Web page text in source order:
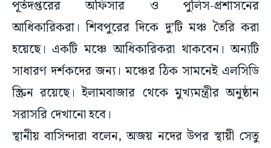
পূর্তদপ্তরের অফিসার ও পুলিস-প্রশাসনের
আধিকারিকরা। শিবপুরের দিকে দু’টি মঞ্চ তৈরি করা
হয়েছে। একটি মঞ্চে আধিকারিকরা থাকবেন। অন্যটি
সাধারণ দর্শকদের জন্য। মঞ্চের ঠিক সামনেই এলসিডি
স্ক্রিন রয়েছে। ইলামবাজার থেকে মুখ্যমন্ত্রীর অনুষ্ঠান
সরাসরি দেখানো হবে।
স্থানীয় বাসিন্দারা বলেন, অজয় নদের উপর স্থায়ী সেতু